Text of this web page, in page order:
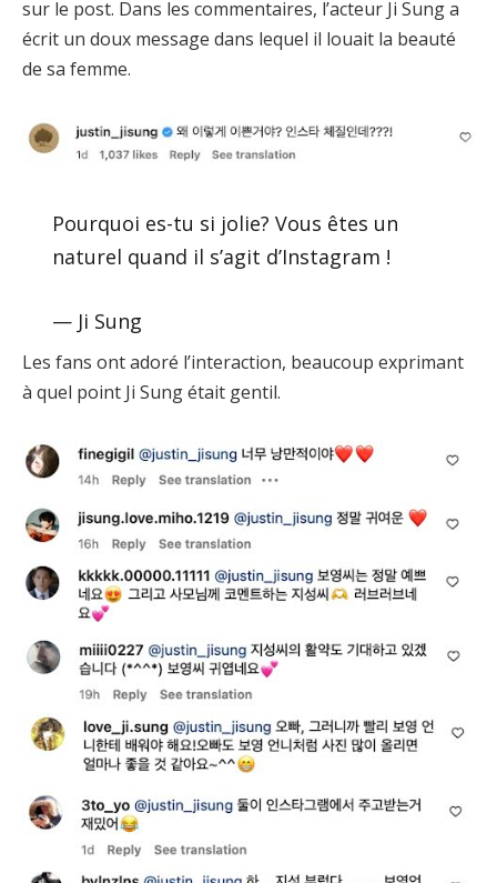
sur le post. Dans les commentaires, l’acteur Ji Sung a
écrit un doux message dans lequel il louait la beauté
de sa femme.
Pourquoi es-tu si jolie? Vous êtes un
naturel quand il s’agit d’Instagram !
— Ji Sung
Les fans ont adoré l’interaction, beaucoup exprimant
à quel point Ji Sung était gentil.